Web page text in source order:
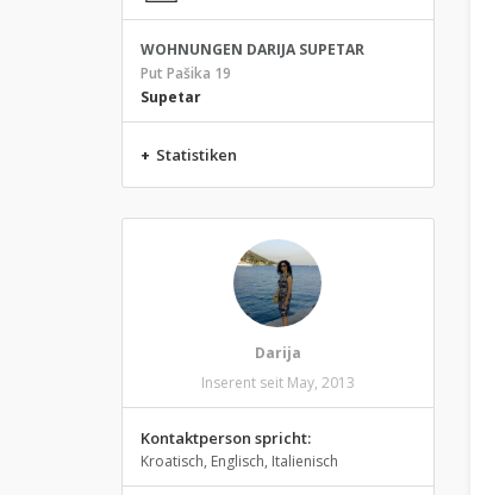
WOHNUNGEN DARIJA SUPETAR
Put Pašika 19
Supetar
+ Statistiken
Darija
Inserent seit May, 2013
Kontaktperson spricht:
Kroatisch, Englisch, Italienisch